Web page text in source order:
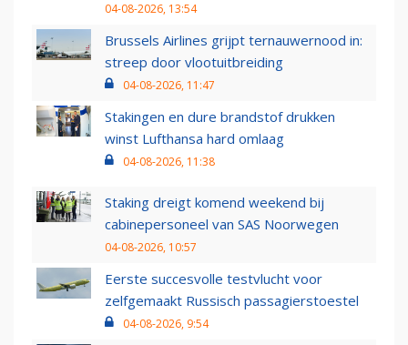
04-08-2026, 13:54
Brussels Airlines grijpt ternauwernood in:
streep door vlootuitbreiding
04-08-2026, 11:47
Stakingen en dure brandstof drukken
winst Lufthansa hard omlaag
04-08-2026, 11:38
Staking dreigt komend weekend bij
cabinepersoneel van SAS Noorwegen
04-08-2026, 10:57
Eerste succesvolle testvlucht voor
zelfgemaakt Russisch passagierstoestel
04-08-2026, 9:54